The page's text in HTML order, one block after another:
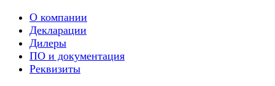
О компании
Декларации
Дилеры
ПО и документация
Реквизиты